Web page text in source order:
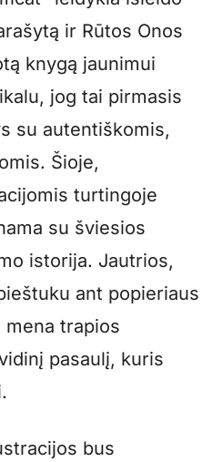
ir Rūtos Onos
knygą jaunimui
jog tai pirmasis
su autentiškomis,
Šioje,
turtingoje
su šviesios
istorija. Jautrios,
ant popieriaus
trapios
pasaulį, kuris
bus